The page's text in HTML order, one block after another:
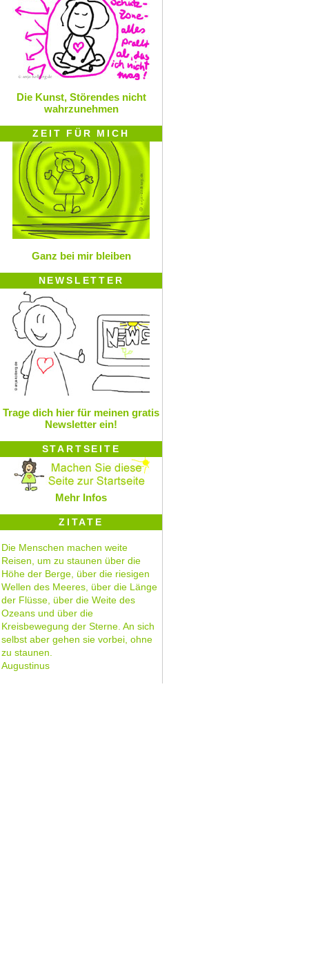
Die Kunst, Störendes nicht
wahrzunehmen
ZEIT FÜR MICH
Ganz bei mir bleiben
NEWSLETTER
Trage dich hier für meinen gratis
Newsletter ein!
STARTSEITE
Mehr Infos
ZITATE
Die Menschen machen weite
Reisen, um zu staunen über die
Höhe der Berge, über die riesigen
Wellen des Meeres, über die Länge
der Flüsse, über die Weite des
Ozeans und über die
Kreisbewegung der Sterne. An sich
selbst aber gehen sie vorbei, ohne
zu staunen.
Augustinus